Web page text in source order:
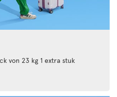
von 23 kg 1 extra stuk